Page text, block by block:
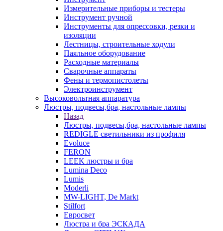
Измерительные приборы и тестеры
Инструмент ручной
Инструменты для опрессовки, резки и
изоляции
Лестницы, строительные ходули
Паяльное оборудование
Расходные материалы
Сварочные аппараты
Фены и термопистолеты
Электроинструмент
Высоковольтная аппаратура
Люстры, подвесы,бра, настольные лампы
Назад
Люстры, подвесы,бра, настольные лампы
REDIGLE светильники из профиля
Evoluce
FERON
LEEK люстры и бра
Lumina Deco
Lumis
Moderli
MW-LIGHT, De Markt
Stilfort
Евросвет
Люстра и бра ЭСКАДА